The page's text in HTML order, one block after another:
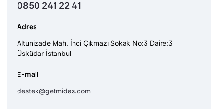
0850 241 22 41
Adres
Altunizade Mah. İnci Çıkmazı Sokak No:3 Daire:3
Üsküdar İstanbul
E-mail
destek@getmidas.com